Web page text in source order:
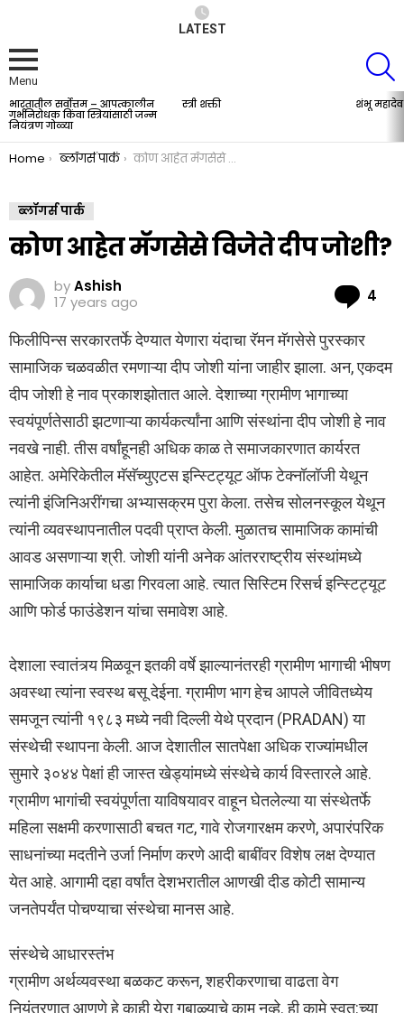
LATEST
Menu
LATEST
STORIES
भारतातील सर्वोत्तम – आपत्कालीन
गर्भनिरोधक किंवा स्त्रियांसाठी जन्म
नियंत्रण गोळ्या
स्त्री शक्ती शंभू महादेव
You are here:
Home ब्लॉगर्स पार्क कोण आहेत मॅगसेसे विजेते दीप जोशी?
ब्लॉगर्स पार्क
कोण आहेत मॅगसेसे विजेते दीप जोशी?
byAshish
17 years ago
4
फिलीपिन्स सरकारतर्फे देण्यात येणारा यंदाचा रॅमन मॅगसेसे पुरस्कार
सामाजिक चळवळीत रमणाऱ्या दीप जोशी यांना जाहीर झाला. अन, एकदम
दीप जोशी हे नाव प्रकाशझोतात आले. देशाच्या ग्रामीण भागाच्या
स्वयंपूर्णतेसाठी झटणाऱ्या कार्यकर्त्यांना आणि संस्थांना दीप जोशी हे नाव
नवखे नाही. तीस वर्षांहूनही अधिक काळ ते समाजकारणात कार्यरत
आहेत. अमेरिकेतील मॅसॅच्युएटस इन्स्टिट्यूट ऑफ टेक्‍नॉलॉजी येथून
त्यांनी इंजिनिअरींगचा अभ्यासक्रम पुरा केला. तसेच सोलनस्कूल येथून
त्यांनी व्यवस्थापनातील पदवी प्राप्त केली. मुळातच सामाजिक कामांची
आवड असणाऱ्या श्री. जोशी यांनी अनेक आंतरराष्ट्रीय संस्थांमध्ये
सामाजिक कार्याचा धडा गिरवला आहे. त्यात सिस्टिम रिसर्च इन्स्टिट्यूट
आणि फोर्ड फाउंडेशन यांचा समावेश आहे.
देशाला स्वातंत्र्य मिळवून इतकी वर्षे झाल्यानंतरही ग्रामीण भागाची भीषण
अवस्था त्यांना स्वस्थ बसू देईना. ग्रामीण भाग हेच आपले जीवितध्येय
समजून त्यांनी १९८३ मध्ये नवी दिल्ली येथे प्रदान (PRADAN) या
संस्थेची स्थापना केली. आज देशातील सातपेक्षा अधिक राज्यांमधील
सुमारे ३०४४ पेक्षां ही जास्त खेड्यांमध्ये संस्थेचे कार्य विस्तारले आहे.
ग्रामीण भागांची स्वयंपूर्णता याविषयावर वाहून घेतलेल्या या संस्थेतर्फे
महिला सक्षमी करणासाठी बचत गट, गावे रोजगारक्षम करणे, अपारंपरिक
साधनांच्या मदतीने उर्जा निर्माण करणे आदी बाबींवर विशेष लक्ष देण्यात
येत आहे. आगामी दहा वर्षांत देशभरातील आणखी दीड कोटी सामान्य
जनतेपर्यंत पोचण्याचा संस्थेचा मानस आहे.
संस्थेचे आधारस्तंभ
ग्रामीण अर्थव्यवस्था बळकट करून, शहरीकरणाचा वाढता वेग
नियंत्रणात आणणे हे काही येरा गबाळ्याचे काम नव्हे. ही कामे स्वत:च्या